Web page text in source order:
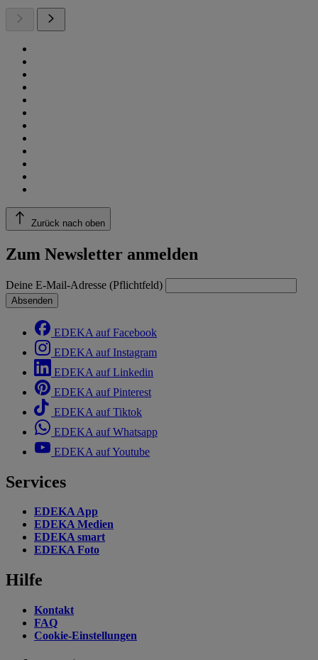
Zurück nach oben
Zum Newsletter anmelden
Deine E-Mail-Adresse (Pflichtfeld)
Absenden
EDEKA auf Facebook
EDEKA auf Instagram
EDEKA auf Linkedin
EDEKA auf Pinterest
EDEKA auf Tiktok
EDEKA auf Whatsapp
EDEKA auf Youtube
Services
EDEKA App
EDEKA Medien
EDEKA smart
EDEKA Foto
Hilfe
Kontakt
FAQ
Cookie-Einstellungen